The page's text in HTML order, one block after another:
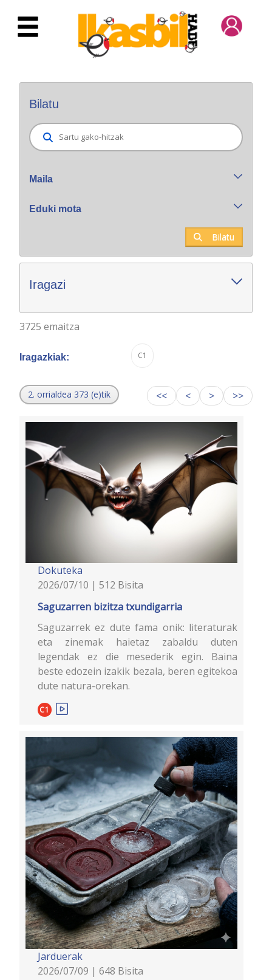
Eduki nagusira joan
Bilatu
Maila
Eduki mota
Bilatu
Iragazi
3725 emaitza
Iragazkiak: C1
2. orrialdea 373 (e)tik << < > >>
Dokuteka
2026/07/10 | 512 Bisita
Saguzarren bizitza txundigarria
Saguzarrek ez dute fama onik: literaturak
eta zinemak haietaz zabaldu duten
legendak ez die mesederik egin. Baina
beste edozein izakik bezala, beren egitekoa
dute natura-orekan.
C1
Jarduerak
2026/07/09 | 648 Bisita